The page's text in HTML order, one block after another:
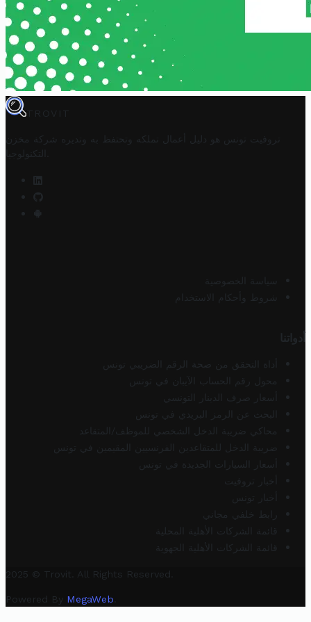
TROVIT
تروفيت تونس هو دليل أعمال تملكه وتحتفظ به وتديره
شركة مخزن
التكنولوجيا
سياسة الخصوصية
شروط وأحكام الاستخدام
أدواتنا
أداة التحقق من صحة الرقم الضريبي تونس
محول رقم الحساب الآيبان في تونس
أسعار صرف الدينار التونسي
البحث عن الرمز البريدي في تونس
محاكي ضريبة الدخل الشخصي للموظف/المتقاعد
ضريبة الدخل للمتقاعدين الفرنسيين المقيمين في تونس
أسعار السيارات الجديدة في تونس
أخبار تروفيت
أخبار تونس
رابط خلفي مجاني
قائمة الشركات الأهلية المحلية
قائمة الشركات الأهلية الجهوية
2025 © Trovit. All Rights Reserved.
Powered By MegaWeb